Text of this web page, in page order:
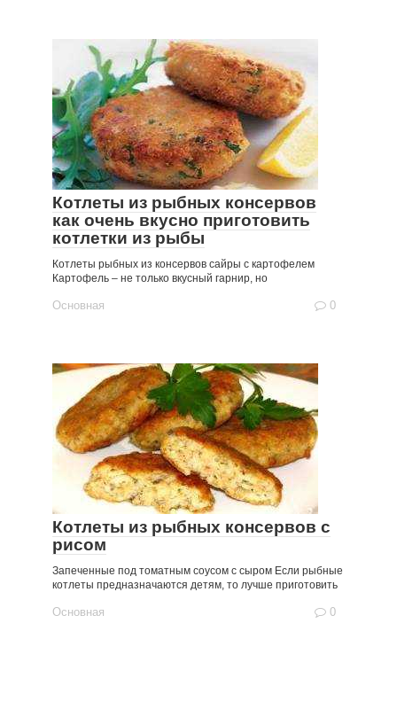
Котлеты из рыбных консервов
как очень вкусно приготовить
котлетки из рыбы
Котлеты рыбных из консервов сайры с картофелем
Картофель – не только вкусный гарнир, но
Основная 0
Котлеты из рыбных консервов с
рисом
Запеченные под томатным соусом с сыром Если рыбные
котлеты предназначаются детям, то лучше приготовить
Основная 0